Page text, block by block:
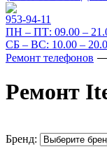
953-94-11
ПН – ПТ: 09.00 –
СБ – ВС: 10.00 –
Ремонт телефонов
Ремонт
Бренд: